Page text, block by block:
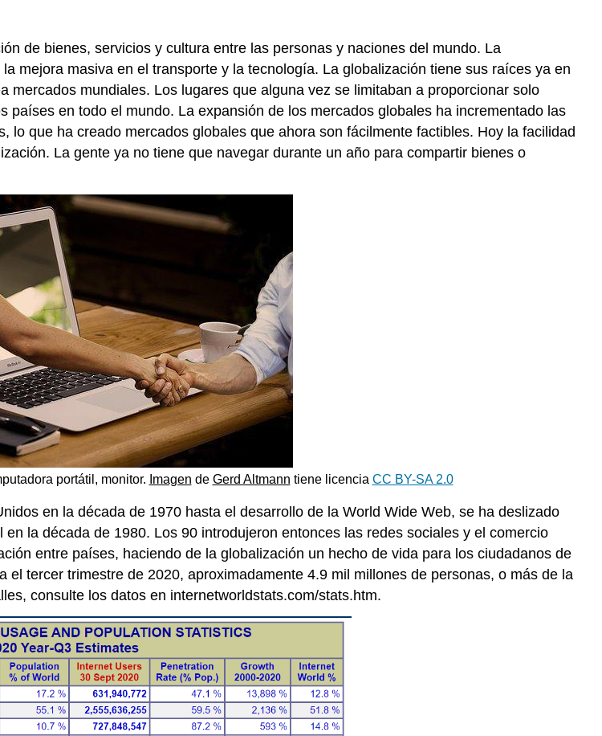
de bienes, servicios y cultura entre las personas y naciones del mundo. La
la mejora masiva en el transporte y la tecnología. La globalización tiene sus raíces ya en
mercados mundiales. Los lugares que alguna vez se limitaban a proporcionar solo
en todo el mundo. La expansión de los mercados globales ha incrementado las
que ha creado mercados globales que ahora son fácilmente factibles. Hoy la facilidad
La gente ya no tiene que navegar durante un año para compartir bienes o
portátil, monitor. Imagen de Gerd Altmann tiene licencia CC BY-SA 2.0
en la década de 1970 hasta el desarrollo de la World Wide Web, se ha deslizado
la década de 1980. Los 90 introdujeron entonces las redes sociales y el comercio
entre países, haciendo de la globalización un hecho de vida para los ciudadanos de
el tercer trimestre de 2020, aproximadamente 4.9 mil millones de personas, o más de la
consulte los datos en internetworldstats.com/stats.htm.